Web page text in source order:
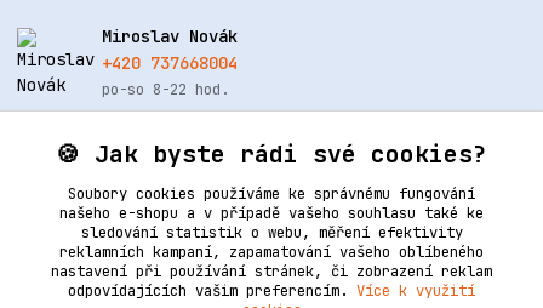
Miroslav Novák
+420 737668004
po-so 8-22 hod.
info@renovacekuze.cz
🍪 Jak byste rádi své cookies?
Soubory cookies používáme ke správnému fungování
našeho e-shopu a v případě vašeho souhlasu také ke
sledování statistik o webu, měření efektivity
reklamních kampaní, zapamatování vašeho oblíbeného
nastavení při používání stránek, či zobrazení reklam
odpovídajících vašim preferencím. Více k využití